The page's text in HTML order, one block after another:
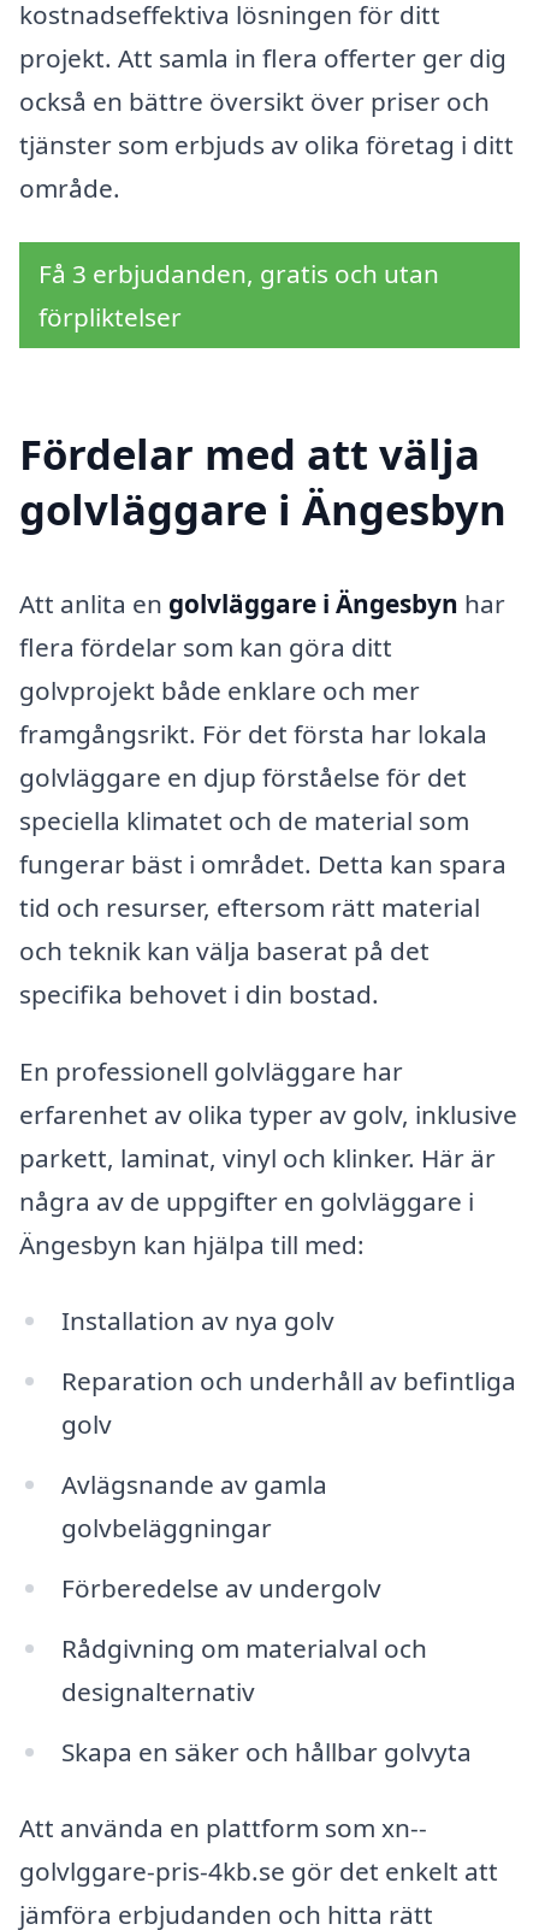
kostnadseffektiva lösningen för ditt
projekt. Att samla in flera offerter ger dig
också en bättre översikt över priser och
tjänster som erbjuds av olika företag i ditt
område.
Få 3 erbjudanden, gratis och utan
förpliktelser
Fördelar med att välja
golvläggare i Ängesbyn
Att anlita en golvläggare i Ängesbyn har
flera fördelar som kan göra ditt
golvprojekt både enklare och mer
framgångsrikt. För det första har lokala
golvläggare en djup förståelse för det
speciella klimatet och de material som
fungerar bäst i området. Detta kan spara
tid och resurser, eftersom rätt material
och teknik kan välja baserat på det
specifika behovet i din bostad.
En professionell golvläggare har
erfarenhet av olika typer av golv, inklusive
parkett, laminat, vinyl och klinker. Här är
några av de uppgifter en golvläggare i
Ängesbyn kan hjälpa till med:
Installation av nya golv
Reparation och underhåll av befintliga
golv
Avlägsnande av gamla
golvbeläggningar
Förberedelse av undergolv
Rådgivning om materialval och
designalternativ
Skapa en säker och hållbar golvyta
Att använda en plattform som xn--
golvlggare-pris-4kb.se gör det enkelt att
jämföra erbjudanden och hitta rätt